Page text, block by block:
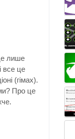
лише
все це
(гімах).
Про це